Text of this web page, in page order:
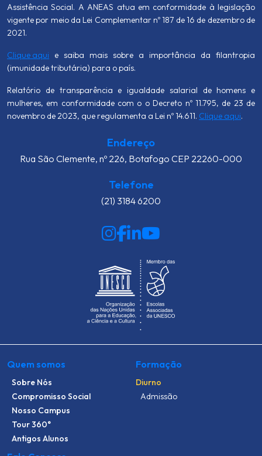
Assistência Social. A ANEAS atua em conformidade à legislação
vigente por meio da Lei Complementar nº 187 de 16 de dezembro de
2021.
Clique aqui e saiba mais sobre a importância da filantropia
(imunidade tributária) para o país.
Relatório de transparência e igualdade salarial de homens e
mulheres, em conformidade com o o Decreto nº 11.795, de 23 de
novembro de 2023, que regulamenta a Lei nº 14.611. Clique aqui.
Endereço
Rua São Clemente, nº 226, Botafogo CEP 22260-000
Telefone
(21) 3184 6200
Quem somos
Sobre Nós
Compromisso Social
Nosso Campus
Tour 360°
Antigos Alunos
Formação
Diurno
Admissão